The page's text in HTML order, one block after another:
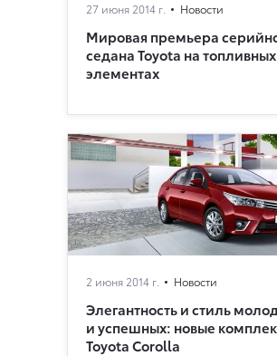
27 июня 2014 г. Новости
Мировая премьера
седана Toyota на топливных
элементах
2 июня 2014 г. Новости
Элегантность и стиль
и успешных: новые
Toyota Corolla